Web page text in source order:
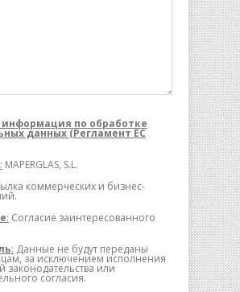
по обработке
данных (Регламент ЕС
: MAPERGLAS, S.L.
коммерческих и бизнес-
: Согласие заинтересованного
: Данные не будут переданы
за исключением исполнения
законодательства или
согласия.